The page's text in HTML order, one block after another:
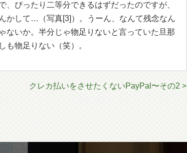
ぴったり二等分できるはずだったのですが、
かして…（写真[3]）。うーん、なんて残念なん
ないか。半分じゃ物足りないと言っていた旦那
も物足りない（笑）。
クレカ払いをさせたくないPayPal〜その2 >